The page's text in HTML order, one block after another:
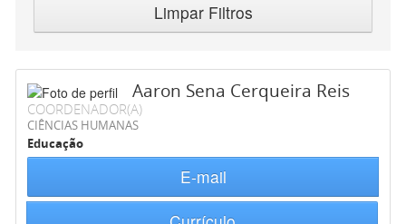
Limpar Filtros
Aaron Sena Cerqueira Reis
COORDENADOR(A)
CIÊNCIAS HUMANAS
Educação
E-mail